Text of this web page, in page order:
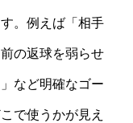
。例えば「相手
の返球を弱らせ
など明確なゴー
で使うかが見え